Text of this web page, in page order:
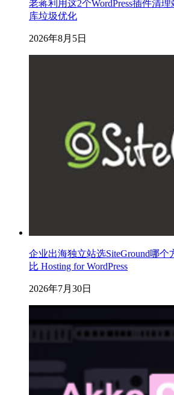
老蒋利用这2个WordPress插件清
库垃圾优化
2026年8月5日
企业出海独立站选SiteGround哪个
比 Hosting for WordPress
2026年7月30日